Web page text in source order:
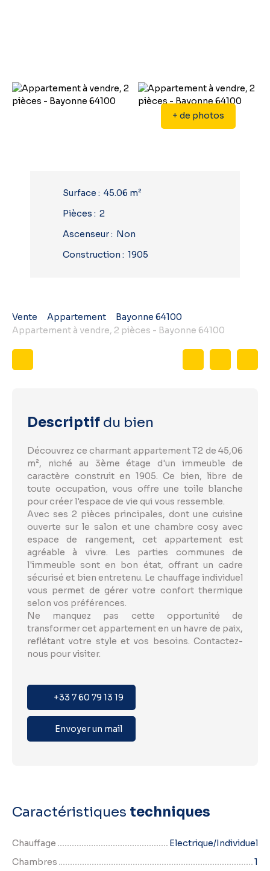
+ de photos
Surface : 45.06 m²
Pièces : 2
Ascenseur: Non
Construction : 1905
Vente Appartement
Bayonne 64100
Appartement à vendre, 2 pièces - Bayonne 64100
Descriptif du bien
Découvrez ce charmant appartement T2 de 45,06
m², niché au 3ème étage d'un immeuble de
caractère construit en 1905. Ce bien, libre de
toute occupation, vous offre une toile blanche
pour créer l'espace de vie qui vous ressemble.
Avec ses 2 pièces principales, dont une cuisine
ouverte sur le salon et une chambre cosy avec
espace de rangement, cet appartement est
agréable à vivre. Les parties communes de
l'immeuble sont en bon état, offrant un cadre
sécurisé et bien entretenu. Le chauffage individuel
vous permet de gérer votre confort thermique
selon vos préférences.
Ne manquez pas cette opportunité de
transformer cet appartement en un havre de paix,
reflétant votre style et vos besoins. Contactez-
nous pour visiter.
+33 7 60 79 13 19
Envoyer un mail
Caractéristiques techniques
Chauffage
Electrique/Individuel
Chambres
1